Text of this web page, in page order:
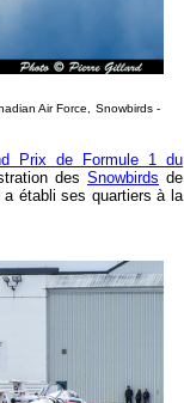
Air Force, Snowbirds -
Prix de Formule 1 du
des Snowbirds de
a établi ses quartiers à la